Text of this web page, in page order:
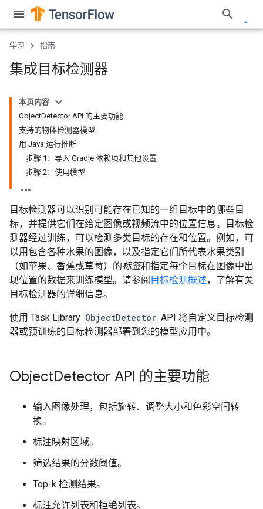
学习 指南
集成目标检测器
本页内容
ObjectDetector API 的主要功能
支持的物体检测器模型
用 Java 运行推断
步骤 1：导入 Gradle 依赖项和其他设置
步骤 2：使用模型
目标检测器可以识别可能存在已知的一组目标中的哪些目
标，并提供它们在给定图像或视频流中的位置信息。目标检
测器经过训练，可以检测多类目标的存在和位置。例如，可
以用包含各种水果的图像，以及指定它们所代表水果类别
（如苹果、香蕉或草莓）的标签和指定每个目标在图像中出
现位置的数据来训练模型。请参阅 目标检测概述，了解有关
目标检测器的详细信息。
使用 Task Library ObjectDetector API 将自定义目标检测
器或预训练的目标检测器部署到您的模型应用中。
ObjectDetector API 的主要功能
输入图像处理，包括旋转、调整大小和色彩空间转
换。
标注映射区域。
筛选结果的分数阈值。
Top-k 检测结果。
标注允许列表和拒绝列表。